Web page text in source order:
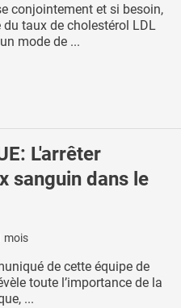
conjointement et si besoin,
taux de cholestérol LDL
mode de ...
L'arrêter
sanguin dans le
mois
de cette équipe de
toute l’importance de la
...